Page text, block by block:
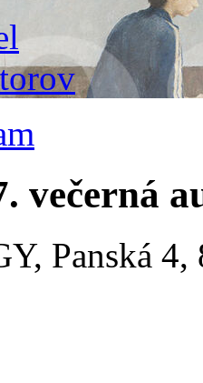
večerná
Panská